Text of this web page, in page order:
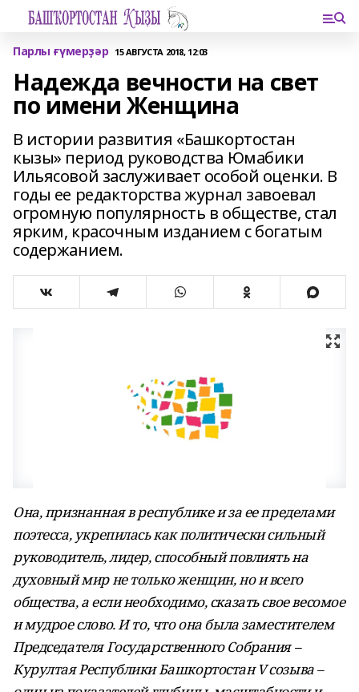
Парлы ғүмерҙәр 15 АВГУСТА 2018, 12:03
Надежда вечности на свет
по имени Женщина
В истории развития «Башкортостан
кызы» период руководства Юмабики
Ильясовой заслуживает особой оценки. В
годы ее редакторства журнал завоевал
огромную популярность в обществе, стал
ярким, красочным изданием с богатым
содержанием.
Она, признанная в республике и за ее пределами
поэтесса, укрепилась как политически сильный
руководитель, лидер, способный повлиять на
духовный мир не только женщин, но и всего
общества, а если необходимо, сказать свое весомое
и мудрое слово. И то, что она была заместителем
Председателя Государственного Собрания –
Курултая Республики Башкортостан V созыва –